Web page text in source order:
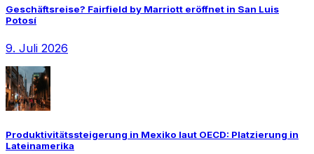
Geschäftsreise? Fairfield by Marriott eröffnet in San Luis
Potosí
9. Juli 2026
Produktivitätssteigerung in Mexiko laut OECD: Platzierung in
Lateinamerika